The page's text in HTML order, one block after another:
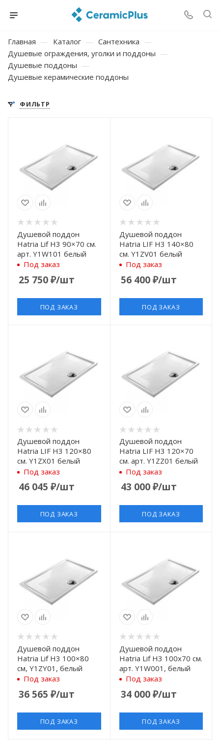
Главная — Каталог — Сантехника —
Душевые ограждения, уголки и поддоны —
Душевые поддоны —
Душевые керамические поддоны
ФИЛЬТР
Душевой поддон
Hatria Lif H3 90×70 см.
арт. Y1W101 белый
Под заказ
25 750₽/шт
ПОД ЗАКАЗ
Душевой поддон
Hatria LIF H3 140×80
см. Y1ZV01 белый
Под заказ
56 400₽/шт
ПОД ЗАКАЗ
Душевой поддон
Hatria LIF H3 120×80
см. Y1ZX01 белый
Под заказ
46 045 ₽/шт
ПОД ЗАКАЗ
Душевой поддон
Hatria LIF H3 120×70
см. арт. Y1ZZ01 белый
Под заказ
43 000₽/шт
ПОД ЗАКАЗ
Душевой поддон
Hatria Lif H3 100×80
см, Y1ZY01, белый
Под заказ
36 565 ₽/шт
ПОД ЗАКАЗ
Душевой поддон
Hatria Lif H3 100х70 см.
арт. Y1W001, белый
Под заказ
34 000₽/шт
ПОД ЗАКАЗ